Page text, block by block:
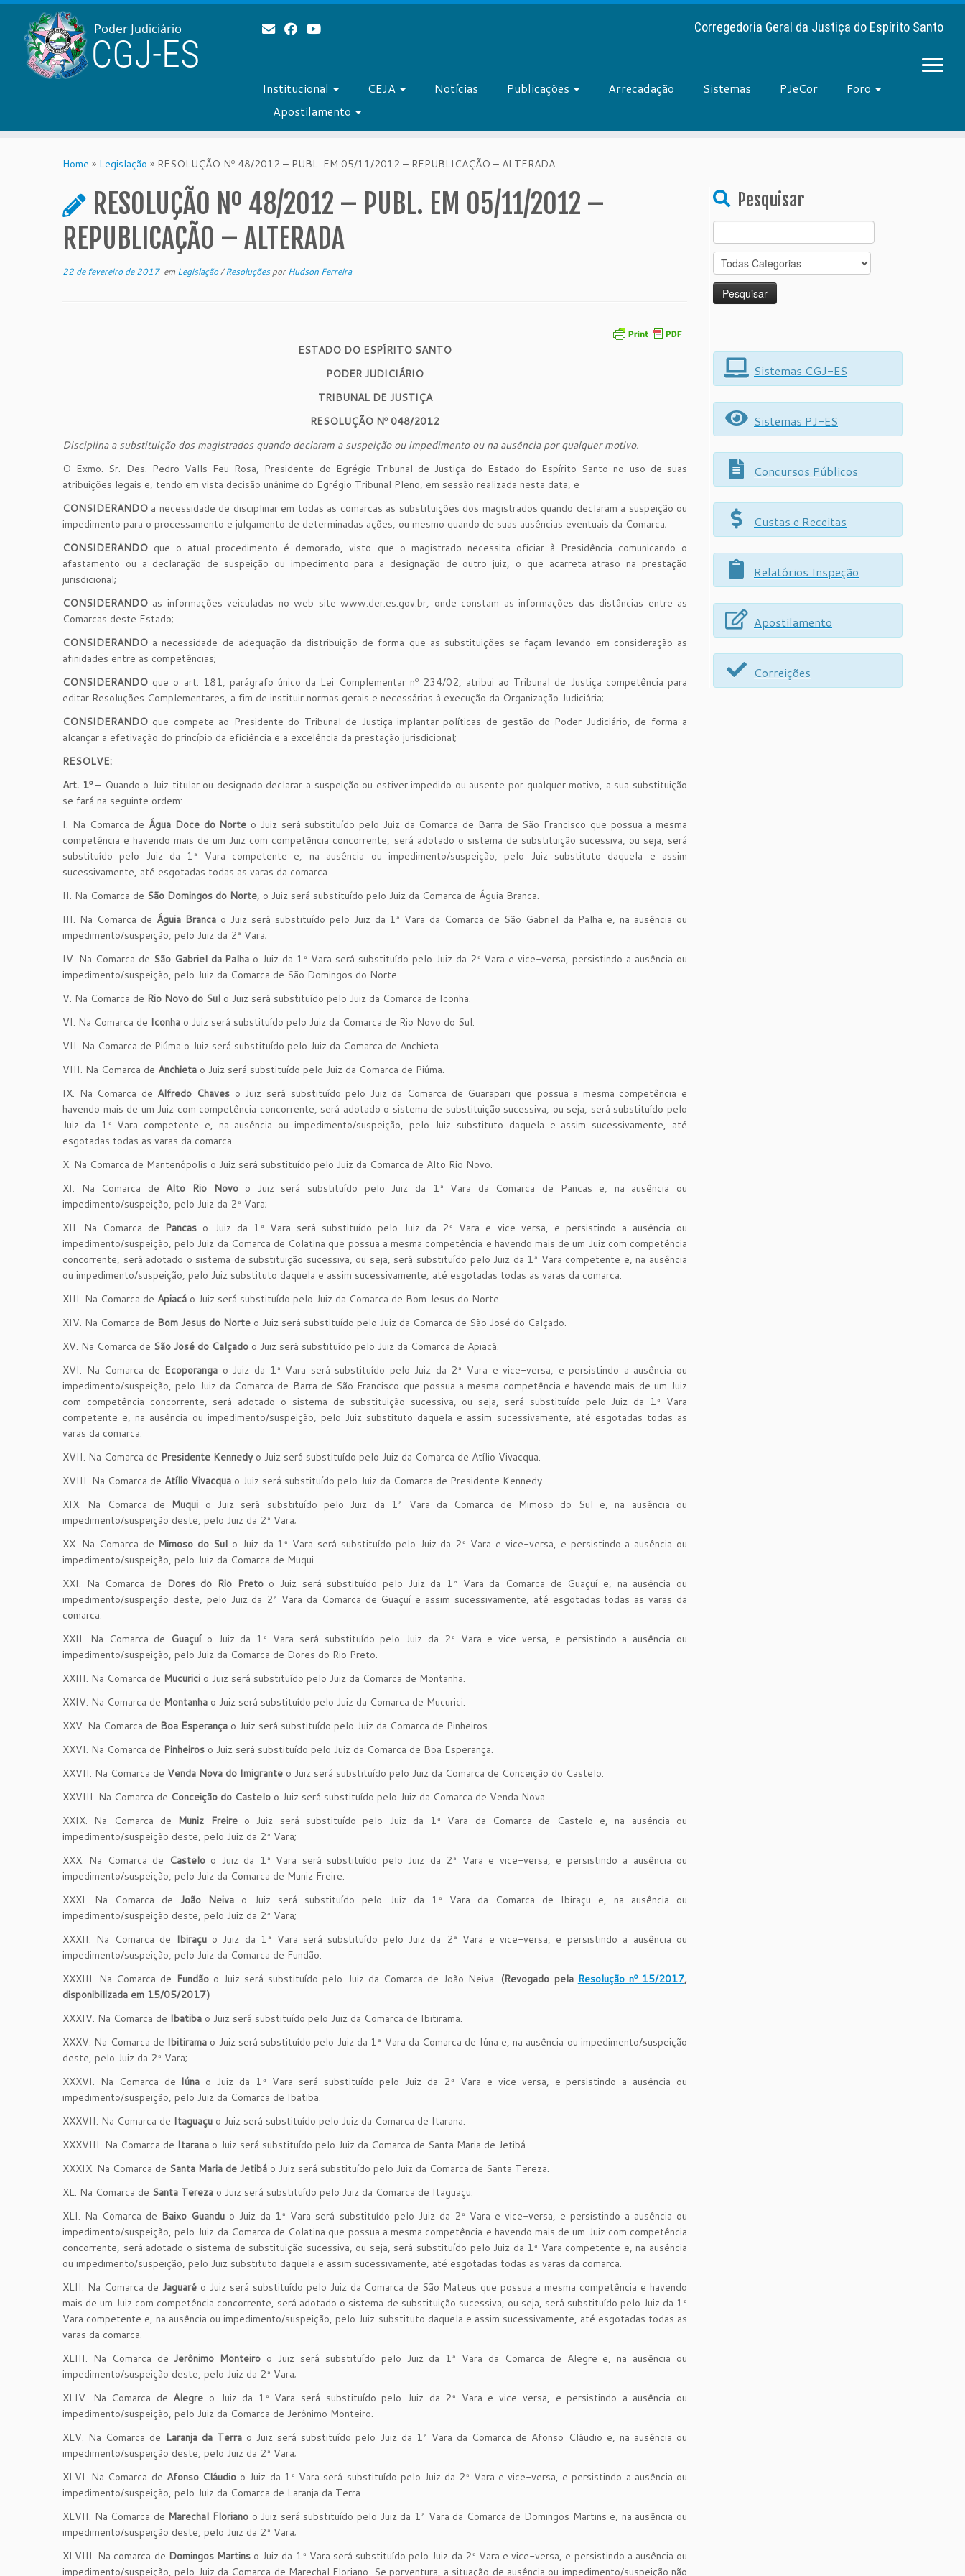
Corregedoria Geral da Justiça do Espírito Santo
Institucional CEJA Notícias Publicações Arrecadação Sistemas PJeCor
Foro
Apostilamento
Home » Legislação » RESOLUÇÃO Nº 48/2012 – PUBL. EM 05/11/2012 – REPUBLICAÇÃO – ALTERADA
RESOLUÇÃO Nº 48/2012 – PUBL. EM 05/11/2012 –
REPUBLICAÇÃO – ALTERADA
22 de fevereiro de 2017em Legislação/ResoluçõesporHudson Ferreira
ESTADO DO ESPÍRITO SANTO
PODER JUDICIÁRIO
TRIBUNAL DE JUSTIÇA
RESOLUÇÃO Nº 048/2012
Disciplina a substituição dos magistrados quando declaram a suspeição ou impedimento ou na ausência por qualquer motivo.
O Exmo. Sr. Des. Pedro Valls Feu Rosa, Presidente do Egrégio Tribunal de Justiça do Estado do Espírito Santo no uso de suas
atribuições legais e, tendo em vista decisão unânime do Egrégio Tribunal Pleno, em sessão realizada nesta data, e
CONSIDERANDO a necessidade de disciplinar em todas as comarcas as substituições dos magistrados quando declaram a suspeição ou
impedimento para o processamento e julgamento de determinadas ações, ou mesmo quando de suas ausências eventuais da Comarca;
CONSIDERANDO que o atual procedimento é demorado, visto que o magistrado necessita oficiar à Presidência comunicando o
afastamento ou a declaração de suspeição ou impedimento para a designação de outro juiz, o que acarreta atraso na prestação
jurisdicional;
CONSIDERANDO as informações veiculadas no web site www.der.es.gov.br, onde constam as informações das distâncias entre as
Comarcas deste Estado;
CONSIDERANDO a necessidade de adequação da distribuição de forma que as substituições se façam levando em consideração as
afinidades entre as competências;
CONSIDERANDO que o art. 181, parágrafo único da Lei Complementar nº 234/02, atribui ao Tribunal de Justiça competência para
editar Resoluções Complementares, a fim de instituir normas gerais e necessárias à execução da Organização Judiciária;
CONSIDERANDO que compete ao Presidente do Tribunal de Justiça implantar políticas de gestão do Poder Judiciário, de forma a
alcançar a efetivação do princípio da eficiência e a excelência da prestação jurisdicional;
RESOLVE:
Art. 1º– Quando o Juiz titular ou designado declarar a suspeição ou estiver impedido ou ausente por qualquer motivo, a sua substituição
se fará na seguinte ordem:
I. Na Comarca de Água Doce do Norte o Juiz será substituído pelo Juiz da Comarca de Barra de São Francisco que possua a mesma
competência e havendo mais de um Juiz com competência concorrente, será adotado o sistema de substituição sucessiva, ou seja, será
substituído pelo Juiz da 1ª Vara competente e, na ausência ou impedimento/suspeição, pelo Juiz substituto daquela e assim
sucessivamente, até esgotadas todas as varas da comarca.
II. Na Comarca de São Domingos do Norte, o Juiz será substituído pelo Juiz da Comarca de Águia Branca.
III. Na Comarca de Águia Brancao Juiz será substituído pelo Juiz da 1ª Vara da Comarca de São Gabriel da Palha e, na ausência ou
impedimento/suspeição, pelo Juiz da 2ª Vara;
IV. Na Comarca de São Gabriel da Palha o Juiz da 1ª Vara será substituído pelo Juiz da 2ª Vara e vice-versa, persistindo a ausência ou
impedimento/suspeição, pelo Juiz da Comarca de São Domingos do Norte.
V. Na Comarca de Rio Novo do Sul o Juiz será substituído pelo Juiz da Comarca de Iconha.
VI. Na Comarca de Iconha o Juiz será substituído pelo Juiz da Comarca de Rio Novo do Sul.
VII. Na Comarca de Piúma o Juiz será substituído pelo Juiz da Comarca de Anchieta.
VIII. Na Comarca de Anchieta o Juiz será substituído pelo Juiz da Comarca de Piúma.
IX. Na Comarca de Alfredo Chaves o Juiz será substituído pelo Juiz da Comarca de Guarapari que possua a mesma competência e
havendo mais de um Juiz com competência concorrente, será adotado o sistema de substituição sucessiva, ou seja, será substituído pelo
Juiz da 1ª Vara competente e, na ausência ou impedimento/suspeição, pelo Juiz substituto daquela e assim sucessivamente, até
esgotadas todas as varas da comarca.
X. Na Comarca de Mantenópolis o Juiz será substituído pelo Juiz da Comarca de Alto Rio Novo.
XI. Na Comarca de Alto Rio Novoo Juiz será substituído pelo Juiz da 1ª Vara da Comarca de Pancas e, na ausência ou
impedimento/suspeição, pelo Juiz da 2ª Vara;
XII. Na Comarca de Pancas o Juiz da 1ª Vara será substituído pelo Juiz da 2ª Vara e vice-versa, e persistindo a ausência ou
impedimento/suspeição, pelo Juiz da Comarca de Colatina que possua a mesma competência e havendo mais de um Juiz com competência
concorrente, será adotado o sistema de substituição sucessiva, ou seja, será substituído pelo Juiz da 1ª Vara competente e, na ausência
ou impedimento/suspeição, pelo Juiz substituto daquela e assim sucessivamente, até esgotadas todas as varas da comarca.
XIII. Na Comarca de Apiacá o Juiz será substituído pelo Juiz da Comarca de Bom Jesus do Norte.
XIV. Na Comarca de Bom Jesus do Norte o Juiz será substituído pelo Juiz da Comarca de São José do Calçado.
XV. Na Comarca de São José do Calçado o Juiz será substituído pelo Juiz da Comarca de Apiacá.
XVI. Na Comarca de Ecoporanga o Juiz da 1ª Vara será substituído pelo Juiz da 2ª Vara e vice-versa, e persistindo a ausência ou
impedimento/suspeição, pelo Juiz da Comarca de Barra de São Francisco que possua a mesma competência e havendo mais de um Juiz
com competência concorrente, será adotado o sistema de substituição sucessiva, ou seja, será substituído pelo Juiz da 1ª Vara
competente e, na ausência ou impedimento/suspeição, pelo Juiz substituto daquela e assim sucessivamente, até esgotadas todas as
varas da comarca.
XVII. Na Comarca de Presidente Kennedyo Juiz será substituído pelo Juiz da Comarca de Atílio Vivacqua.
XVIII. Na Comarca de Atílio Vivacqua o Juiz será substituído pelo Juiz da Comarca de Presidente Kennedy.
XIX. Na Comarca de Muqui o Juiz será substituído pelo Juiz da 1ª Vara da Comarca de Mimoso do Sul e, na ausência ou
impedimento/suspeição deste, pelo Juiz da 2ª Vara;
XX. Na Comarca de Mimoso do Sul o Juiz da 1ª Vara será substituído pelo Juiz da 2ª Vara e vice-versa, e persistindo a ausência ou
impedimento/suspeição, pelo Juiz da Comarca de Muqui.
XXI. Na Comarca de Dores do Rio Pretoo Juiz será substituído pelo Juiz da 1ª Vara da Comarca de Guaçuí e, na ausência ou
impedimento/suspeição deste, pelo Juiz da 2ª Vara da Comarca de Guaçuí e assim sucessivamente, até esgotadas todas as varas da
comarca.
XXII. Na Comarca de Guaçuío Juiz da 1ª Vara será substituído pelo Juiz da 2ª Vara e vice-versa, e persistindo a ausência ou
impedimento/suspeição, pelo Juiz da Comarca de Dores do Rio Preto.
XXIII. Na Comarca de Mucurici o Juiz será substituído pelo Juiz da Comarca de Montanha.
XXIV. Na Comarca de Montanha o Juiz será substituído pelo Juiz da Comarca de Mucurici.
XXV. Na Comarca de Boa Esperança o Juiz será substituído pelo Juiz da Comarca de Pinheiros.
XXVI. Na Comarca de Pinheiros o Juiz será substituído pelo Juiz da Comarca de Boa Esperança.
XXVII. Na Comarca de Venda Nova do Imigrante o Juiz será substituído pelo Juiz da Comarca de Conceição do Castelo.
XXVIII. Na Comarca de Conceição do Castelo o Juiz será substituído pelo Juiz da Comarca de Venda Nova.
XXIX. Na Comarca de Muniz Freireo Juiz será substituído pelo Juiz da 1ª Vara da Comarca de Castelo e, na ausência ou
impedimento/suspeição deste, pelo Juiz da 2ª Vara;
XXX. Na Comarca de Casteloo Juiz da 1ª Vara será substituído pelo Juiz da 2ª Vara e vice-versa, e persistindo a ausência ou
impedimento/suspeição, pelo Juiz da Comarca de Muniz Freire.
XXXI. Na Comarca deJoão Neiva o Juiz será substituído pelo Juiz da 1ª Vara da Comarca de Ibiraçu e, na ausência ou
impedimento/suspeição deste, pelo Juiz da 2ª Vara;
XXXII. Na Comarca de Ibiraçuo Juiz da 1ª Vara será substituído pelo Juiz da 2ª Vara e vice-versa, e persistindo a ausência ou
impedimento/suspeição, pelo Juiz da Comarca de Fundão.
XXXIII. Na Comarca deFundãoo Juiz será substituído pelo Juiz da Comarca de João Neiva. (Revogado pela Resolução nº 15/2017,
disponibilizada em 15/05/2017)
XXXIV. Na Comarca de Ibatiba o Juiz será substituído pelo Juiz da Comarca de Ibitirama.
XXXV. Na Comarca de Ibitirama o Juiz será substituído pelo Juiz da 1ª Vara da Comarca de Iúna e, na ausência ou impedimento/suspeição
deste, pelo Juiz da 2ª Vara;
XXXVI. Na Comarca de Iúna o Juiz da 1ª Vara será substituído pelo Juiz da 2ª Vara e vice-versa, e persistindo a ausência ou
impedimento/suspeição, pelo Juiz da Comarca de Ibatiba.
XXXVII. Na Comarca de Itaguaçu o Juiz será substituído pelo Juiz da Comarca de Itarana.
XXXVIII. Na Comarca de Itarana o Juiz será substituído pelo Juiz da Comarca de Santa Maria de Jetibá.
XXXIX. Na Comarca de Santa Maria de Jetibá o Juiz será substituído pelo Juiz da Comarca de Santa Tereza.
XL. Na Comarca de Santa Tereza o Juiz será substituído pelo Juiz da Comarca de Itaguaçu.
XLI. Na Comarca de Baixo Guandu o Juiz da 1ª Vara será substituído pelo Juiz da 2ª Vara e vice-versa, e persistindo a ausência ou
impedimento/suspeição, pelo Juiz da Comarca de Colatina que possua a mesma competência e havendo mais de um Juiz com competência
concorrente, será adotado o sistema de substituição sucessiva, ou seja, será substituído pelo Juiz da 1ª Vara competente e, na ausência
ou impedimento/suspeição, pelo Juiz substituto daquela e assim sucessivamente, até esgotadas todas as varas da comarca.
XLII. Na Comarca de Jaguaréo Juiz será substituído pelo Juiz da Comarca de São Mateus que possua a mesma competência e havendo
mais de um Juiz com competência concorrente, será adotado o sistema de substituição sucessiva, ou seja, será substituído pelo Juiz da 1ª
Vara competente e, na ausência ou impedimento/suspeição, pelo Juiz substituto daquela e assim sucessivamente, até esgotadas todas as
varas da comarca.
XLIII. Na Comarca deJerônimo Monteiro o Juiz será substituído pelo Juiz da 1ª Vara da Comarca de Alegre e, na ausência ou
impedimento/suspeição deste, pelo Juiz da 2ª Vara;
XLIV. Na Comarca de Alegre o Juiz da 1ª Vara será substituído pelo Juiz da 2ª Vara e vice-versa, e persistindo a ausência ou
impedimento/suspeição, pelo Juiz da Comarca de Jerônimo Monteiro.
XLV. Na Comarca de Laranja da Terrao Juiz será substituído pelo Juiz da 1ª Vara da Comarca de Afonso Cláudio e, na ausência ou
impedimento/suspeição deste, pelo Juiz da 2ª Vara;
XLVI. Na Comarca de Afonso Cláudio o Juiz da 1ª Vara será substituído pelo Juiz da 2ª Vara e vice-versa, e persistindo a ausência ou
impedimento/suspeição, pelo Juiz da Comarca de Laranja da Terra.
XLVII. Na Comarca de Marechal Floriano o Juiz será substituído pelo Juiz da 1ª Vara da Comarca de Domingos Martins e, na ausência ou
impedimento/suspeição deste, pelo Juiz da 2ª Vara;
XLVIII. Na comarca de Domingos Martinso Juiz da 1ª Vara será substituído pelo Juiz da 2ª Vara e vice-versa, e persistindo a ausência ou
impedimento/suspeição, pelo Juiz da Comarca de Marechal Floriano. Se porventura, a situação de ausência ou impedimento/suspeição não
Pesquisar
for:
Sistemas CGJ-ES
Sistemas PJ-ES
Concursos Públicos
Custas e Receitas
Relatórios Inspeção
Apostilamento
Correições